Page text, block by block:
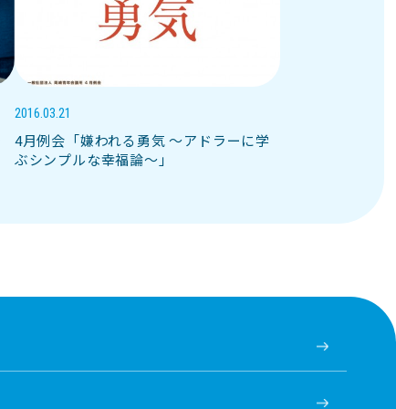
2016.03.21
4月例会「嫌われる勇気 〜アドラーに学
ぶシンプルな幸福論〜」